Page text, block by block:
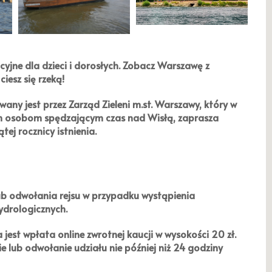
dla dzieci i dorosłych. Zobacz Warszawę z
się rzeką!
jest przezZarząd Zieleni m.st. Warszawy, który w
spędzającym czas nad Wisłą, zaprasza
rocznicy istnienia.
rejsu w przypadku wystąpienia
wpłata online zwrotnej kaucji w wysokości 20 zł.
odwołanie udziału nie później niż 24 godziny